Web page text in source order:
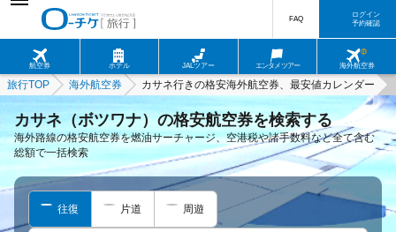
航空券 ホテル JALツアー エンタメツアー 海外航空券
FAQ
ログイン
予約確認
旅行TOP 海外航空券 カサネ行きの格安海外航空券、最安値カレンダー
カサネ（ボツワナ）の格安航空券を検索する
海外路線の格安航空券を燃油サーチャージ、空港税や諸手数料など全て含む
総額で一括検索
往復 片道 周遊